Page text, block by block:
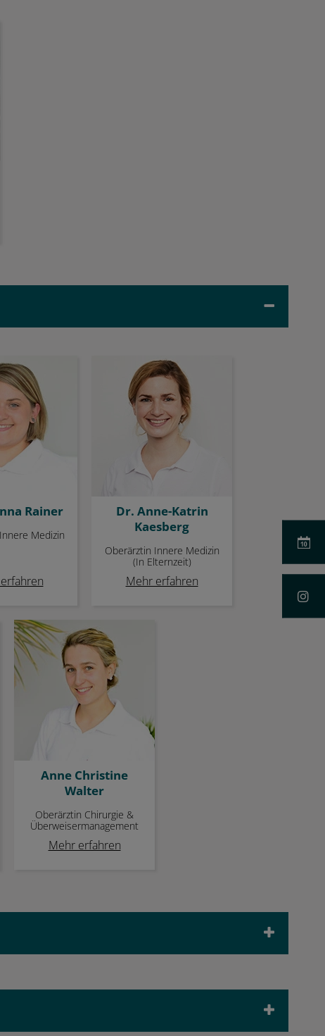
Rainer
Rainer
Medizin
Dr. Anne-Katrin
Kaesberg
Dr. Anne-Katrin Kaesberg
Oberärztin Innere Medizin
(In Elternzeit)
Mehr erfahren
Anne Christine
Walter
Anne Christine Walter
Oberärztin Chirurgie &
Überweisermanagement
Mehr erfahren